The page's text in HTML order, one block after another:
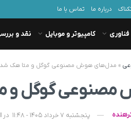
درباره ما تماس با ما
فناوری کامپیوتر و موبایل نقد و
» مدل‌های هوش مصنوعی گوگل و متا هک
گوگل و
پنجشنبه 7 خرداد 1405 - 11:48 در